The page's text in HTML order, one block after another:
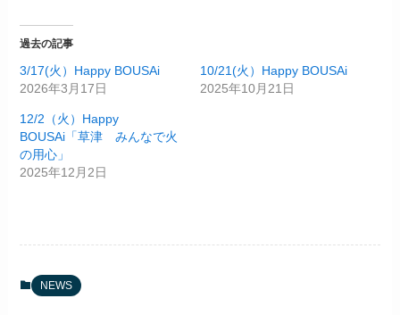
過去の記事
3/17(火）Happy BOUSAi
2026年3月17日
10/21(火）Happy BOUSAi
2025年10月21日
12/2（火）Happy
BOUSAi「草津 みんなで火
の用心」
2025年12月2日
NEWS